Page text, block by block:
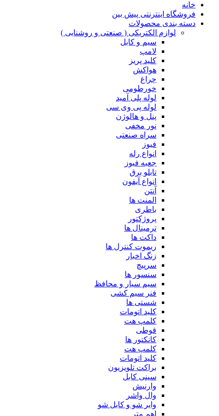
خانه
فروشگاه اینترنتی پیش بین
دسته بندی محصولات
لوازم الکتریکی ( صنعتی و روشنایی )
سیم و کابل
لامپ
کلید پریز
هواکش
چراغ
خورطومی
لوله پلی آمید
لوله پی وی سی
پنل و هالوژن
نور مخفی
سراه صنعتی
فیوز
انواع رله
جعبه فیوز
تابلو برق
انواع آیفون
آنتن
المنت ها
باطری
پروژکتور
ترمینال ها
داکت ها
ریموت کنترل ها
زنگ اخبار
سرپیچ
سنسور ها
سیم سیار و محافظ
فنر سیم کشی
شستی ها
کلید اتومات
کلمپ هت
قوطی
کانکتور ها
کلمپ هت
کلید اتومات
براکت تلویزیون
سینی کابل
وارنیش
وال واشر
وایر شو و کابل شو
اهم متر